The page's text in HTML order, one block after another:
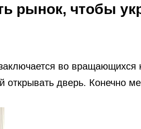
рынок, чтобы
во вращающихся
дверь. Конечно